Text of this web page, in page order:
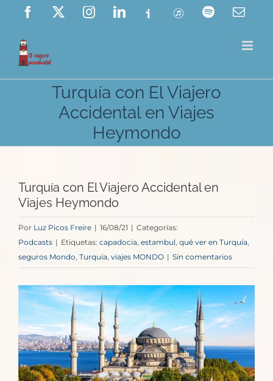
Saltar
contenido
Facebook InstagramLinkedIn
Ivoox ITunes Spotify
Turquía con El Viajero
Accidental en Viajes
Heymondo
Turquía con El Viajero Accidental en
Viajes Heymondo
Por Luz Picos Freire | 16/08/21 | Categorías:
Podcasts | Etiquetas: capadocia, estambul qué ver en Turquía
seguros Mondo Turquía viajes MONDO | Sin comentarios
Ver
imagen
más
grande